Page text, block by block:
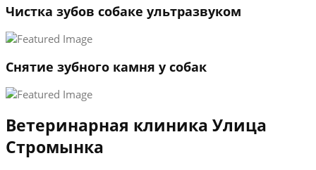
Чистка зубов собаке ультразвуком
Снятие зубного камня у собак
Ветеринарная клиника Улица
Стромынка